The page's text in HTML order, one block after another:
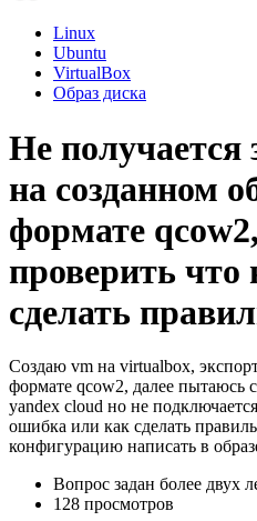
Linux
Ubuntu
VirtualBox
Образ диска
Не получается
на созданном
формате
проверить что
сделать
Создаю vm на virtualbox,
формате qcow2, далее пытаюсь
yandex cloud но не
ошибка или как сделать
конфигурацию написать в
Вопрос задан более двух
128 просмотров